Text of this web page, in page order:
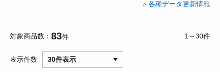
＞各種データ更新情報
対象商品数 83件 1～30件
表示件数 30件表示